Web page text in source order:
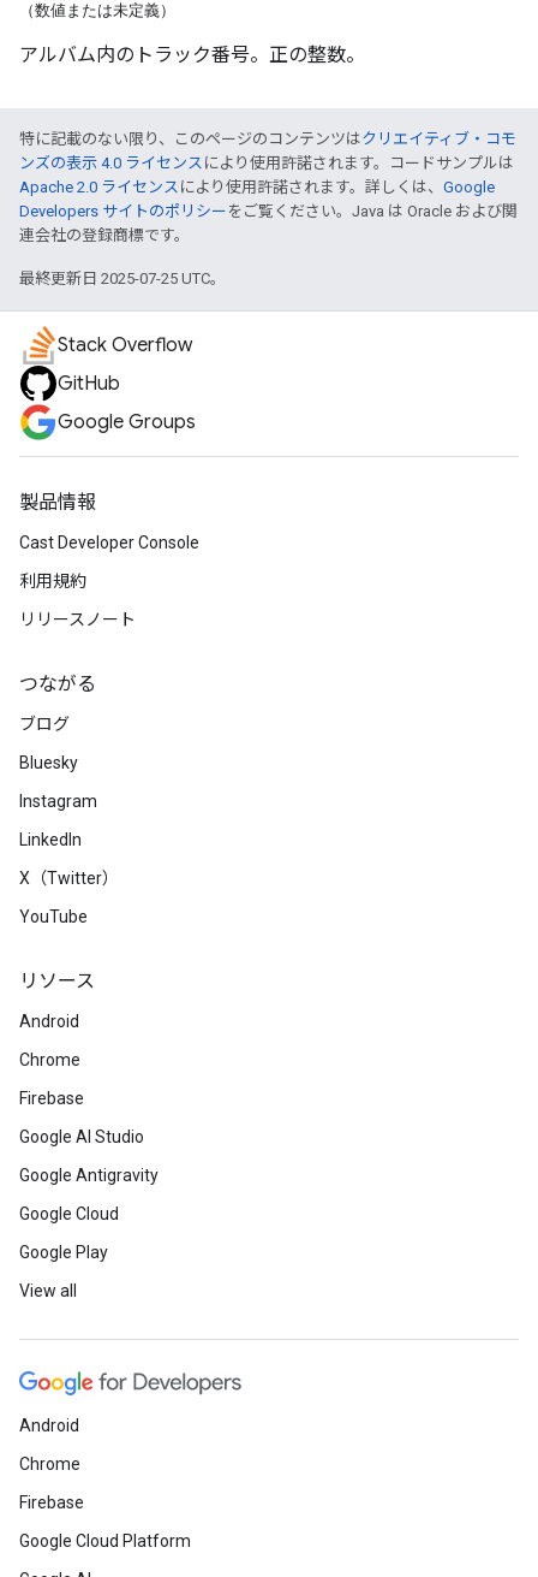
（数値または未定義）
アルバム内のトラック番号。正の整数。
特に記載のない限り、このページのコンテンツはクリエイティブ・コモ
ンズの表示 4.0 ライセンス により使用許諾されます。コードサンプルは
Apache 2.0 ライセンス により使用許諾されます。詳しくは、 Google
Developers サイトのポリシー をご覧ください。Java は Oracle および関
連会社の登録商標です。
最終更新日 2025-07-25 UTC。
Stack Overflow
GitHub
Google Groups
製品情報
Cast Developer Console
利用規約
リリースノート
つながる
ブログ
Bluesky
Instagram
LinkedIn
X（Twitter）
YouTube
リソース
Android
Chrome
Firebase
Google AI Studio
Google Antigravity
Google Cloud
Google Play
View all
Android
Chrome
Firebase
Google Cloud Platform